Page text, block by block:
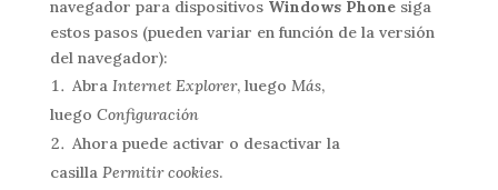
navegador para dispositivos Windows Phonesiga
estos pasos (pueden variar en función de la versión
del navegador):
Abra Internet Explorer, luego Más,
luego Configuración
Ahora puede activar o desactivar la
casilla Permitir cookies.